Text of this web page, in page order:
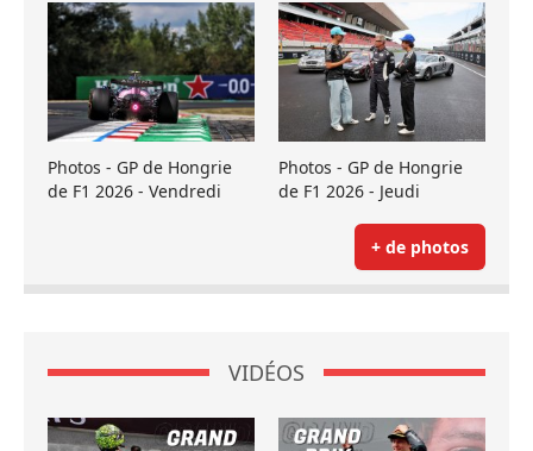
Photos - GP de Hongrie
de F1 2026 - Vendredi
Photos - GP de Hongrie
de F1 2026 - Jeudi
+ de photos
VIDÉOS